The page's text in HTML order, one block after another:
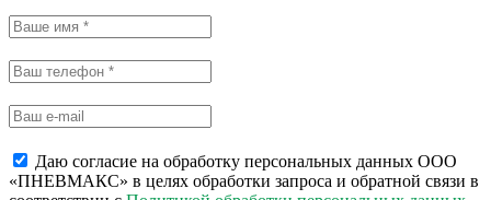
Даю согласие на обработку персональных данных ООО
«ПНЕВМАКС» в целях обработки запроса и обратной связи в